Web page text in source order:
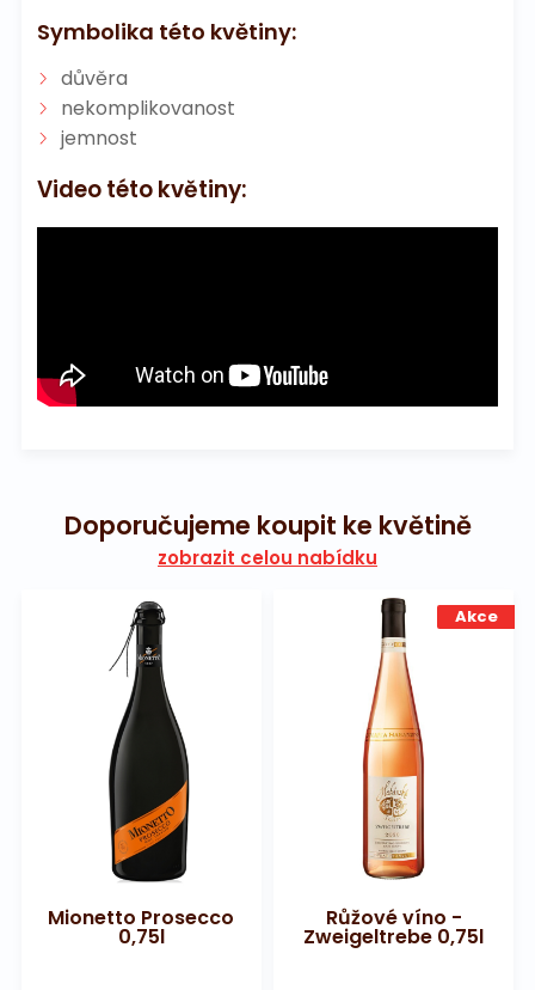
Symbolika této květiny:
důvěra
nekomplikovanost
jemnost
Video této květiny:
Doporučujeme koupit ke květině
zobrazit celou nabídku
Mionetto Prosecco
0,75l
Akce
Růžové víno -
Zweigeltrebe 0,75l